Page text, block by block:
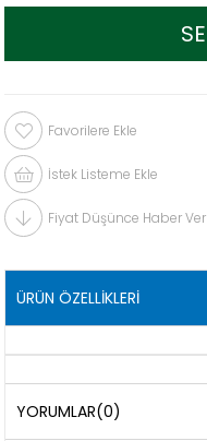
Favorilere Ekle
İstek Listeme Ekle
Fiyat Düşünce Haber Ver
ÜRÜN ÖZELLIKLERI
YORUMLAR(0)